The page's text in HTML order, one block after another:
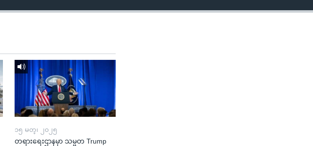
၁၅ မတ္၊ ၂၀၂၅
တရားရေးဌာနမှာ သမ္မတ Trump